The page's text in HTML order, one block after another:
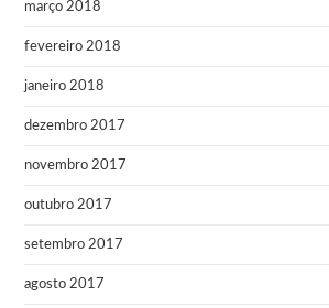
março 2018
fevereiro 2018
janeiro 2018
dezembro 2017
novembro 2017
outubro 2017
setembro 2017
agosto 2017